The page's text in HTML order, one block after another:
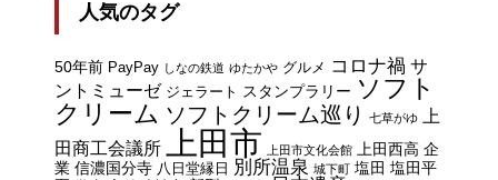
人気のタグ
50年前 PayPay しなの鉄道 ゆたかや グルメ コロナ禍 サ
ントミューゼ ジェラート スタンプラリー ソフト
クリーム ソフトクリーム巡り 七草がゆ 上
田商工会議所
上田市 上田市文化会館 上田西高 企
業 信濃国分寺 八日堂縁日 別所温泉 城下町 塩田 塩田平